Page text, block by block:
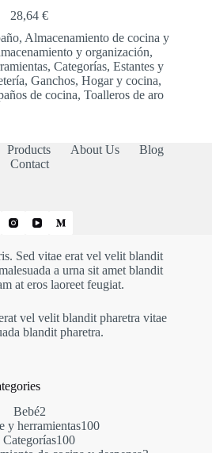
28,64€
, Almacenamiento de cocina y
y organización,
,Categorías,Estantes y
, Ganchos, Hogar y cocina,
de cocina,Toalleros de aro
Products About Us
Blog
Contact
Sed vitae erat vel velit blandit
a urna sit amet blandit
at eros laoreet feugiat.
vel velit blandit pharetra vitae
blandit pharetra.
Bebé22
productos
y herramientas100100
Categorías100100